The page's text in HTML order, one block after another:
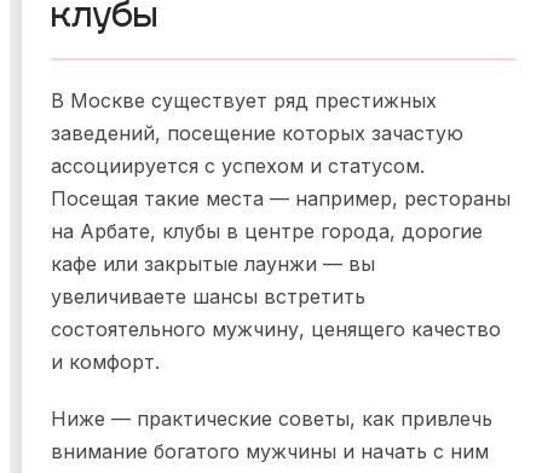
клубы
В Москве существует ряд престижных
заведений, посещение которых зачастую
ассоциируется с успехом и статусом.
Посещая такие места — например, рестораны
на Арбате, клубы в центре города, дорогие
кафе или закрытые лаунжи — вы
увеличиваете шансы встретить
состоятельного мужчину, ценящего качество
и комфорт.
Ниже — практические советы, как привлечь
внимание богатого мужчины и начать с ним